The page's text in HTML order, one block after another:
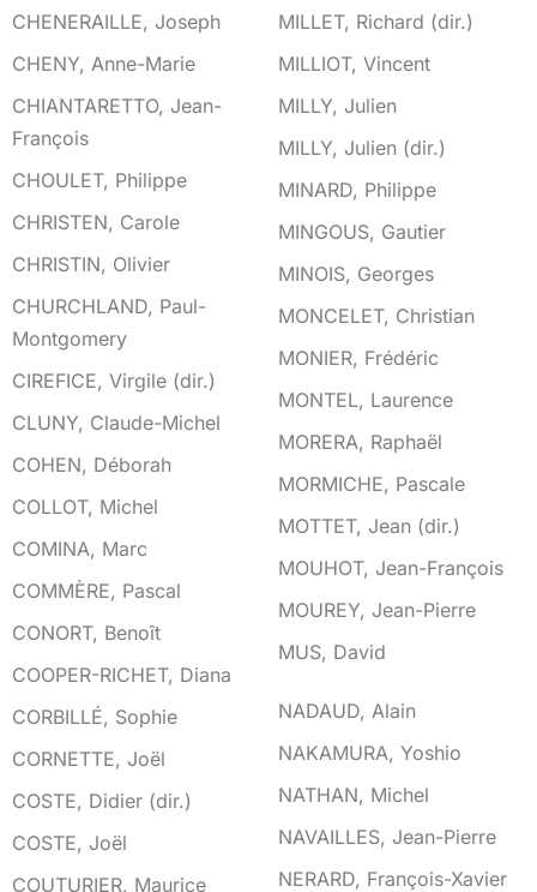
CHENERAILLE, Joseph
CHENY, Anne-Marie
CHIANTARETTO, Jean-
François
CHOULET, Philippe
CHRISTEN, Carole
CHRISTIN, Olivier
CHURCHLAND, Paul-
Montgomery
CIREFICE, Virgile (dir.)
CLUNY, Claude-Michel
COHEN, Déborah
COLLOT, Michel
COMINA, Marc
COMMÈRE, Pascal
CONORT, Benoît
COOPER-RICHET, Diana
CORBILLÉ, Sophie
CORNETTE, Joël
COSTE, Didier (dir.)
COSTE, Joël
COUTURIER, Maurice
MILLET, Richard (dir.)
MILLIOT, Vincent
MILLY, Julien
MILLY, Julien (dir.)
MINARD, Philippe
MINGOUS, Gautier
MINOIS, Georges
MONCELET, Christian
MONIER, Frédéric
MONTEL, Laurence
MORERA, Raphaël
MORMICHE, Pascale
MOTTET, Jean (dir.)
MOUHOT, Jean-François
MOUREY, Jean-Pierre
MUS, David
NNADAUD, Alain
NAKAMURA, Yoshio
NATHAN, Michel
NAVAILLES, Jean-Pierre
NERARD, François-Xavier